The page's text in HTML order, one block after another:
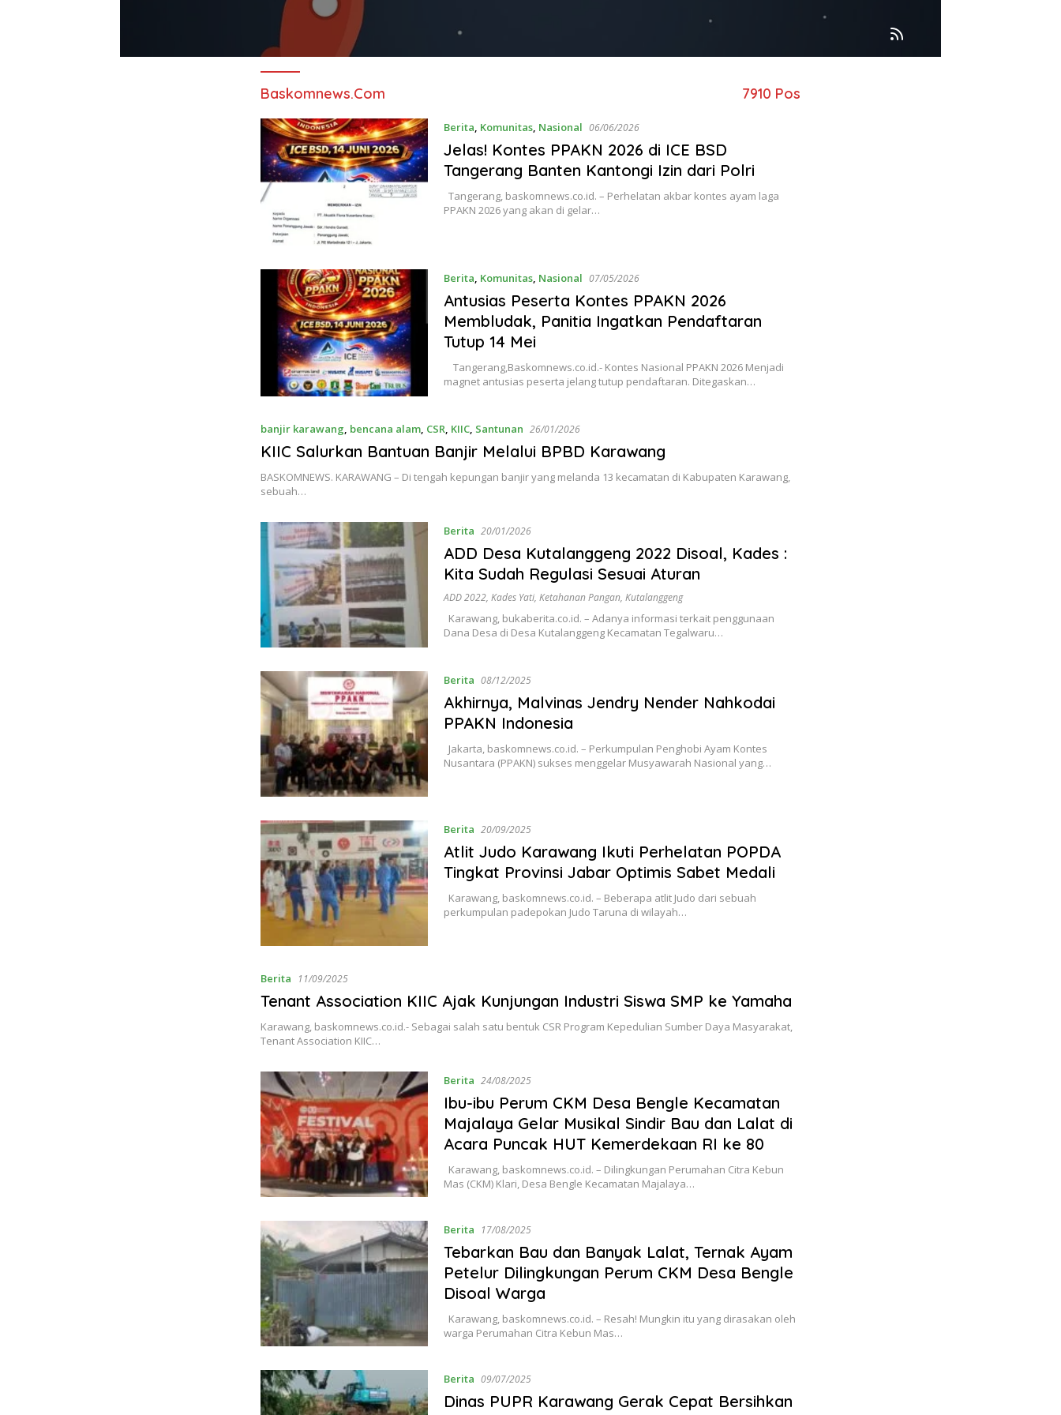
Baskomnews.com 7910 Pos
Berita, Komunitas, Nasional 06/06/2026
Jelas! Kontes PPAKN 2026 di ICE BSD
Tangerang Banten Kantongi Izin dari Polri
Tangerang, baskomnews.co.id. – Perhelatan akbar kontes ayam laga
PPAKN 2026 yang akan di gelar…
Berita, Komunitas, Nasional 07/05/2026
Antusias Peserta Kontes PPAKN 2026
Membludak, Panitia Ingatkan Pendaftaran
Tutup 14 Mei
Tangerang,Baskomnews.co.id.- Kontes Nasional PPAKN 2026 Menjadi
magnet antusias peserta jelang tutup pendaftaran. Ditegaskan…
banjir karawang, bencana alam, CSR, KIIC, Santunan 26/01/2026
KIIC Salurkan Bantuan Banjir Melalui BPBD Karawang
BASKOMNEWS. KARAWANG – Di tengah kepungan banjir yang melanda 13 kecamatan di Kabupaten Karawang,
sebuah…
Berita 20/01/2026
ADD Desa Kutalanggeng 2022 Disoal, Kades :
Kita Sudah Regulasi Sesuai Aturan
ADD 2022,Kades Yati,Ketahanan Pangan,Kutalanggeng
Karawang, bukaberita.co.id. – Adanya informasi terkait penggunaan
Dana Desa di Desa Kutalanggeng Kecamatan Tegalwaru…
Berita 08/12/2025
Akhirnya, Malvinas Jendry Nender Nahkodai
PPAKN Indonesia
Jakarta, baskomnews.co.id. – Perkumpulan Penghobi Ayam Kontes
Nusantara (PPAKN) sukses menggelar Musyawarah Nasional yang…
Berita 20/09/2025
Atlit Judo Karawang Ikuti Perhelatan POPDA
Tingkat Provinsi Jabar Optimis Sabet Medali
Karawang, baskomnews.co.id. – Beberapa atlit Judo dari sebuah
perkumpulan padepokan Judo Taruna di wilayah…
Berita 11/09/2025
Tenant Association KIIC Ajak Kunjungan Industri Siswa SMP ke Yamaha
Karawang, baskomnews.co.id.- Sebagai salah satu bentuk CSR Program Kepedulian Sumber Daya Masyarakat,
Tenant Association KIIC…
Berita 24/08/2025
Ibu-ibu Perum CKM Desa Bengle Kecamatan
Majalaya Gelar Musikal Sindir Bau dan Lalat di
Acara Puncak HUT Kemerdekaan RI ke 80
Karawang, baskomnews.co.id. – Dilingkungan Perumahan Citra Kebun
Mas (CKM) Klari, Desa Bengle Kecamatan Majalaya…
Berita 17/08/2025
Tebarkan Bau dan Banyak Lalat, Ternak Ayam
Petelur Dilingkungan Perum CKM Desa Bengle
Disoal Warga
Karawang, baskomnews.co.id. – Resah! Mungkin itu yang dirasakan oleh
warga Perumahan Citra Kebun Mas…
Berita 09/07/2025
Dinas PUPR Karawang Gerak Cepat Bersihkan